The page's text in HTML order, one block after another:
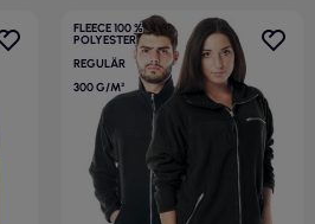
FLEECE 100 %
POLYESTER
REGULÄR
300 G/M²